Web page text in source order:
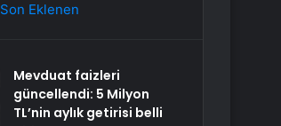
Son Eklenen
Mevduat faizleri
güncellendi: 5 Milyon
TL’nin aylık getirisi belli